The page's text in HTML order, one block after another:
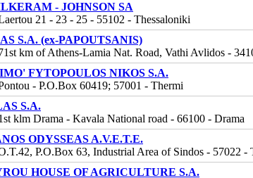
- JOHNSON SA
21 - 23 - 25 - 55102 - Thessaloniki
S.A. (ex-PAPOUTSANIS)
km of Athens-Lamia Nat. Road, Vathi Avlidos -
FYTOPOULOS NIKOS S.A.
- P.O.Box 60419; 57001 - Thermi
S.A.
klm Drama - Kavala National road - 66100 - Drama
ODYSSEAS A.V.E.T.E.
P.O.Box 63, Industrial Area of Sindos - 57022 -
HOUSE OF AGRICULTURE S.A.